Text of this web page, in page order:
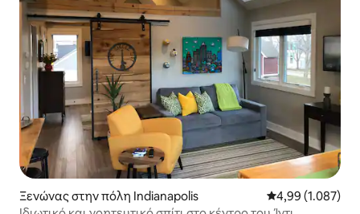
Ξενώνας στην πόλη Indianapolis Μέση
4,99 (1.087)